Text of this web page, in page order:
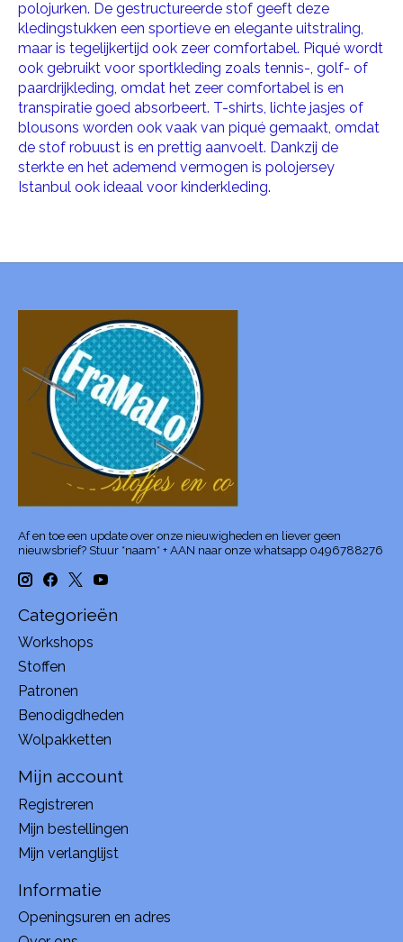
polojurken. De gestructureerde stof geeft deze
kledingstukken een sportieve en elegante uitstraling,
maar is tegelijkertijd ook zeer comfortabel. Piqué wordt
ook gebruikt voor sportkleding zoals tennis-, golf- of
paardrijkleding, omdat het zeer comfortabel is en
transpiratie goed absorbeert. T-shirts, lichte jasjes of
blousons worden ook vaak van piqué gemaakt, omdat
de stof robuust is en prettig aanvoelt. Dankzij de
sterkte en het ademend vermogen is polojersey
Istanbul ook ideaal voor kinderkleding.
Af en toe een update over onze nieuwigheden en liever geen
nieuwsbrief? Stuur *naam* + AAN naar onze whatsapp 0496788276
Categorieën
Workshops
Stoffen
Patronen
Benodigdheden
Wolpakketten
Mijn account
Registreren
Mijn bestellingen
Mijn verlanglijst
Informatie
Openingsuren en adres